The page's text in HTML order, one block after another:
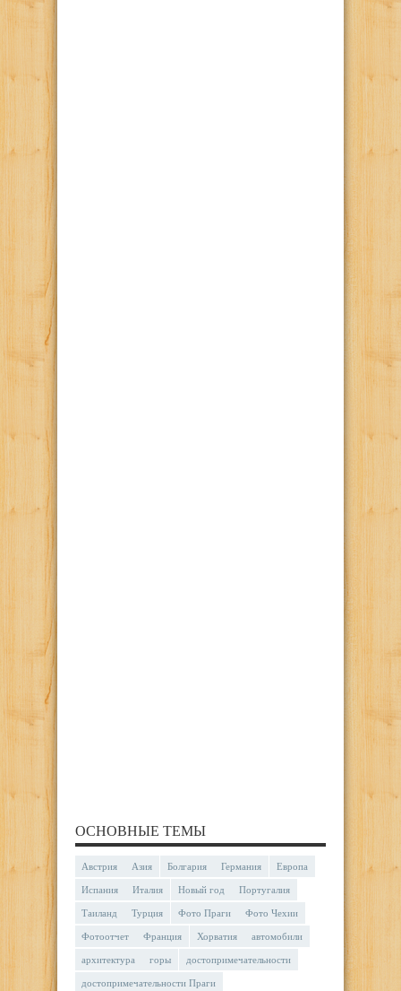
ОСНОВНЫЕ ТЕМЫ
Австрия Азия Болгария Германия Европа
Испания Италия Новый год Португалия
Таиланд Турция Фото Праги Фото Чехии
Фотоотчет Франция Хорватия автомобили
архитектура горы достопримечательности
достопримечательности Праги